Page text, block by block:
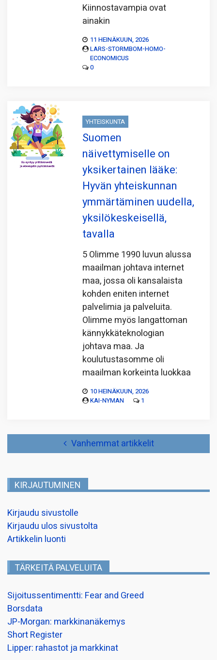
Kiinnostavampia ovat
ainakin
11 HEINÄKUUN, 2026
LARS-STORMBOM-HOMO-
ECONOMICUS
0
YHTEISKUNTA
Suomen
näivettymiselle on
yksikertainen lääke:
Hyvän yhteiskunnan
ymmärtäminen uudella,
yksilökeskeisellä,
tavalla
5 Olimme 1990 luvun alussa
maailman johtava internet
maa, jossa oli kansalaista
kohden eniten internet
palvelimia ja palveluita.
Olimme myös langattoman
kännykkäteknologian
johtava maa. Ja
koulutustasomme oli
maailman korkeinta luokkaa
10 HEINÄKUUN, 2026
KAI-NYMAN
1
Vanhemmat artikkelit
KIRJAUTUMINEN
Kirjaudu sivustolle
Kirjaudu ulos sivustolta
Artikkelin luonti
TÄRKEITÄ PALVELUITA
Sijoitussentimentti: Fear and Greed
Borsdata
JP-Morgan: markkinanäkemys
Short Register
Lipper: rahastot ja markkinat